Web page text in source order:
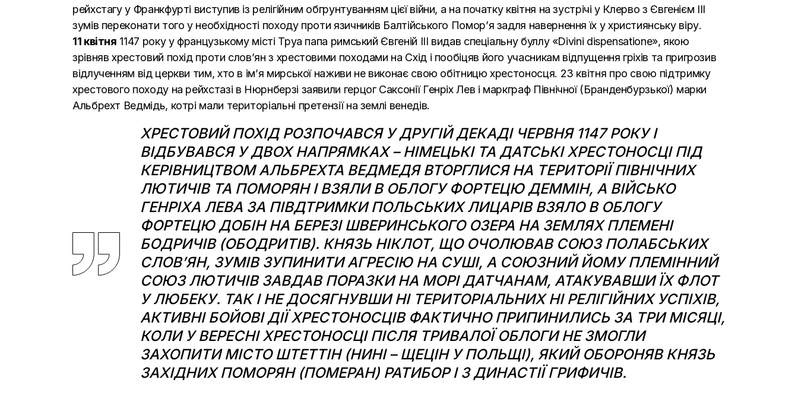
рейхстагу у Франкфурті виступив із релігійним обгрунтуванням цієї війни, а на початку квітня на зустрічі у Клерво з Євгенієм III
зумів переконати того у необхідності походу проти язичників Балтійського Помор’я задля навернення їх у християнську віру.
11 квітня 1147 року у французькому місті Труа папа римський Євгеній III видав спеціальну буллу «Divini dispensatione», якою
зрівняв хрестовий похід проти слов’ян з хрестовими походами на Схід і пообіцяв його учасникам відпущення гріхів та пригрозив
відлученням від церкви тим, хто в ім’я мирської наживи не виконає свою обітницю хрестоносця. 23 квітня про свою підтримку
хрестового походу на рейхстазі в Нюрнберзі заявили герцог Саксонії Генріх Лев і маркграф Північної (Бранденбурзької) марки
Альбрехт Ведмідь, котрі мали територіальні претензії на землі венедів.
ХРЕСТОВИЙ ПОХІД РОЗПОЧАВСЯ У ДРУГІЙ ДЕКАДІ ЧЕРВНЯ 1147 РОКУІ
ВІДБУВАВСЯ У ДВОХ НАПРЯМКАХ – НІМЕЦЬКІ ТА ДАТСЬКІ ХРЕСТОНОСЦІ ПІД
КЕРІВНИЦТВОМ АЛЬБРЕХТА ВЕДМЕДЯ ВТОРГЛИСЯ НА ТЕРИТОРІЇ ПІВНІЧНИХ
ЛЮТИЧІВ ТА ПОМОРЯН І ВЗЯЛИ В ОБЛОГУ ФОРТЕЦЮ ДЕММІН, А ВІЙСЬКО
ГЕНРІХА ЛЕВА ЗА ПІВДТРИМКИ ПОЛЬСЬКИХ ЛИЦАРІВ ВЗЯЛО В ОБЛОГУ
ФОРТЕЦЮ ДОБІН НА БЕРЕЗІ ШВЕРИНСЬКОГО ОЗЕРА НА ЗЕМЛЯХ ПЛЕМЕНІ
БОДРИЧІВ (ОБОДРИТІВ). КНЯЗЬ НІКЛОТ, ЩО ОЧОЛЮВАВ СОЮЗ ПОЛАБСЬКИХ
СЛОВ’ЯН, ЗУМІВ ЗУПИНИТИ АГРЕСІЮ НА СУШІ, А СОЮЗНИЙ ЙОМУ ПЛЕМІННИЙ
СОЮЗ ЛЮТИЧІВ ЗАВДАВ ПОРАЗКИ НА МОРІ ДАТЧАНАМ, АТАКУВАВШИ ЇХ ФЛОТ
У ЛЮБЕКУ. ТАК І НЕ ДОСЯГНУВШИ НІ ТЕРИТОРІАЛЬНИХ НІ РЕЛІГІЙНИХ УСПІХІВ,
АКТИВНІ БОЙОВІ ДІЇ ХРЕСТОНОСЦІВ ФАКТИЧНО ПРИПИНИЛИСЬ ЗА ТРИ МІСЯЦІ,
КОЛИ УВЕРЕСНІХРЕСТОНОСЦІ ПІСЛЯ ТРИВАЛОЇ ОБЛОГИ НЕ ЗМОГЛИ
ЗАХОПИТИ МІСТО ШТЕТТІН (НИНІ – ЩЕЦІН У ПОЛЬЩІ), ЯКИЙ ОБОРОНЯВ КНЯЗЬ
ЗАХІДНИХ ПОМОРЯН (ПОМЕРАН) РАТИБОР I З ДИНАСТІЇ ГРИФИЧІВ.